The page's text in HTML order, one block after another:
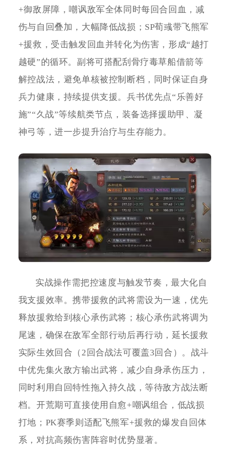
+御敌屏障，嘲讽敌军全体同时每回合回血，减
伤与自回叠加，大幅降低战损；SP荀彧带飞熊军
+援救，受击触发回血并转化为伤害，形成“越打
越硬”的循环。副将可搭配刮骨疗毒草船借箭等
解控战法，避免单核被控制断档，同时保证自身
兵力健康，持续提供支援。兵书优先点“乐善好
施”“久战”等续航类节点，装备选择援助甲、凝
神弓等，进一步提升治疗与生存能力。
实战操作需把控速度与触发节奏，最大化自
我支援效率。携带援救的武将需设为一速，优先
释放援救给到核心承伤武将；核心承伤武将调为
尾速，确保在敌军全部行动后再行动，延长援救
实际生效回合（2回合战法可覆盖3回合）。战斗
中优先集火敌方输出武将，减少自身承伤压力，
同时利用自回特性拖入持久战，等待敌方战法断
档。开荒期可直接使用自愈+嘲讽组合，低战损
打地；PK赛季则适配飞熊军+援救的爆发自回体
系，对抗高频伤害阵容时优势显著。